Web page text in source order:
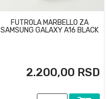
FUTROLA MARBELLO ZA
SAMSUNG GALAXY A16 BLACK
2.200,00 RSD